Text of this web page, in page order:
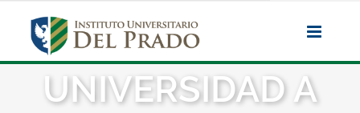
contenido
UNIVERSIDAD A